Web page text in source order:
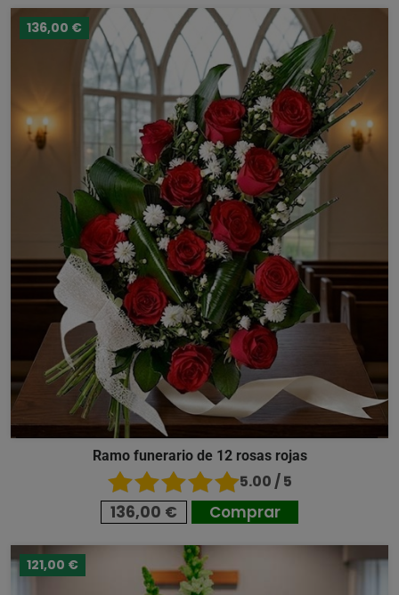
136,00 €
Ramo funerario de 12 rosas rojas
5.00 / 5
136,00 € Comprar
121,00 €